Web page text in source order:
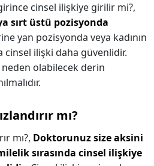
cinsel ilişkiye girilir mi?,
sırt üstü pozisyonda
yan pozisyonda veya kadının
ilişki daha güvenlidir.
neden olabilecek derin
mı?
mı?, Doktorunuz size aksini
sırasında cinsel ilişkiye